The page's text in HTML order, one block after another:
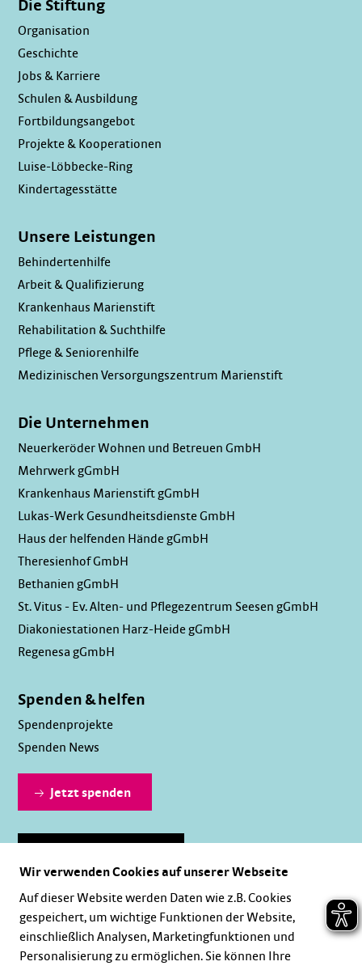
Die Stiftung
Organisation
Geschichte
Jobs & Karriere
Schulen & Ausbildung
Fortbildungsangebot
Projekte & Kooperationen
Luise-Löbbecke-Ring
Kindertagesstätte
Unsere Leistungen
Behindertenhilfe
Arbeit & Qualifizierung
Krankenhaus Marienstift
Rehabilitation & Suchthilfe
Pflege & Seniorenhilfe
Medizinischen Versorgungszentrum Marienstift
Die Unternehmen
Neuerkeröder Wohnen und Betreuen GmbH
Mehrwerk gGmbH
Krankenhaus Marienstift gGmbH
Lukas-Werk Gesundheitsdienste GmbH
Haus der helfenden Hände gGmbH
Theresienhof GmbH
Bethanien gGmbH
St. Vitus - Ev. Alten- und Pflegezentrum Seesen gGmbH
Diakoniestationen Harz-Heide gGmbH
Regenesa gGmbH
Spenden & helfen
Spendenprojekte
Spenden News
Jetzt spenden
Wir verwenden Cookies auf unserer Webseite
Auf dieser Website werden Daten wie z.B. Cookies
gespeichert, um wichtige Funktionen der Website,
einschließlich Analysen, Marketingfunktionen und
Personalisierung zu ermöglichen. Sie können Ihre